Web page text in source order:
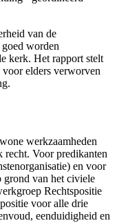
van de
worden
kerk. Het rapport stelt
elders verworven
werkzaamheden
recht. Voor predikanten
en voor
grond van het civiele
Rechtspositie
voor alle drie
eenduidigheid en